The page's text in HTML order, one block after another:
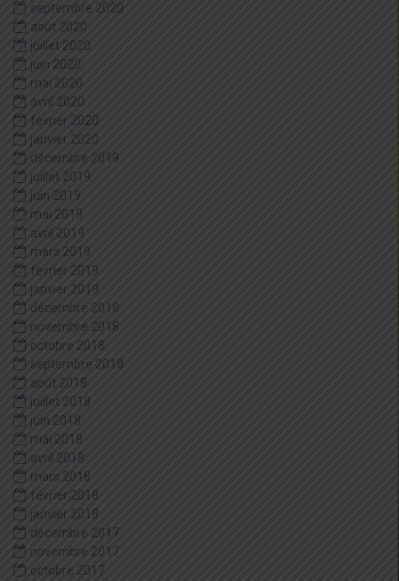
septembre 2020
août 2020
juillet 2020
juin 2020
mai 2020
avril 2020
février 2020
janvier 2020
décembre 2019
juillet 2019
juin 2019
mai 2019
avril 2019
mars 2019
février 2019
janvier 2019
décembre 2018
novembre 2018
octobre 2018
septembre 2018
août 2018
juillet 2018
juin 2018
mai 2018
avril 2018
mars 2018
février 2018
janvier 2018
décembre 2017
novembre 2017
octobre 2017